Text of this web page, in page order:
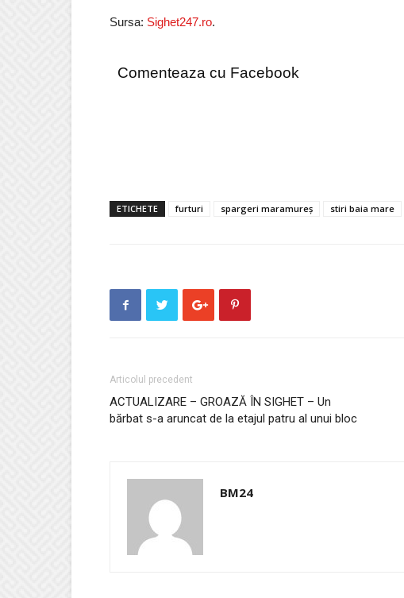
Sursa: Sighet247.ro.
Comenteaza cu Facebook
ETICHETE furturi spargeri maramureș stiri baia mare
Articolul precedent
ACTUALIZARE – GROAZĂ ÎN SIGHET – Un
bărbat s-a aruncat de la etajul patru al unui bloc
BM24